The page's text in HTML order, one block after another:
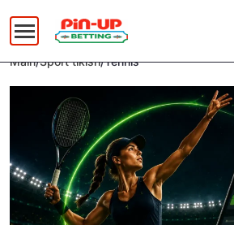
Main/Sport tikish/Tennis